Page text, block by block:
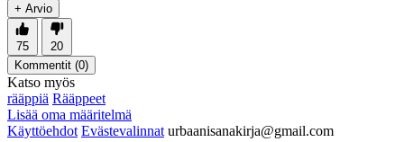
+ Arvio
75
20
Kommentit (0)
Katso myös
rääppiä Rääppeet
Lisää oma määritelmä
Käyttöehdot Evästevalinnat urbaanisanakirja@gmail.com